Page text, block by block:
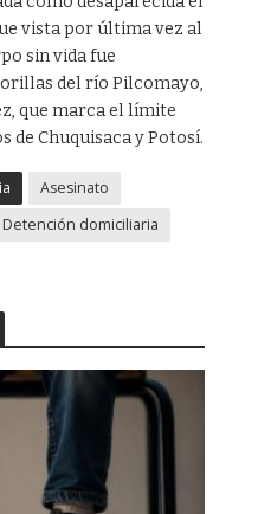
vista por última vez al
sin vida fue
del río Pilcomayo,
que marca el límite
de Chuquisaca y Potosí.
Asesinato
Detención domiciliaria